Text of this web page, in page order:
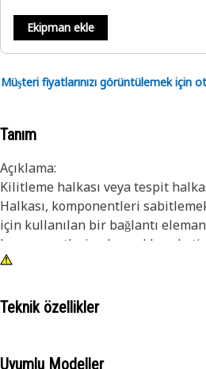
Ekipman ekle
Müşteri fiyatlarınızı görüntülemek için
Tanım
Açıklama:
Kilitleme halkası veya tespit
Halkası, komponentleri
için kullanılan bir bağlantı
komponentlerin eksenel
önlemek için bir oluğa veya
halkasının temel amacı,
kilitleyerek istenmeyen eksenel
Teknik özellikler
Uyumlu Modeller